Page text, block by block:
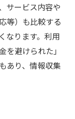
クシー比較
のメリット
か
ンスを検証
を紹介
る理由
サービス内容や
等）も比較する
なります。利用
を避けられた」
あり、情報収集